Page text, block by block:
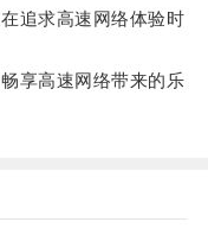
追求高速网络体验时
享高速网络带来的乐